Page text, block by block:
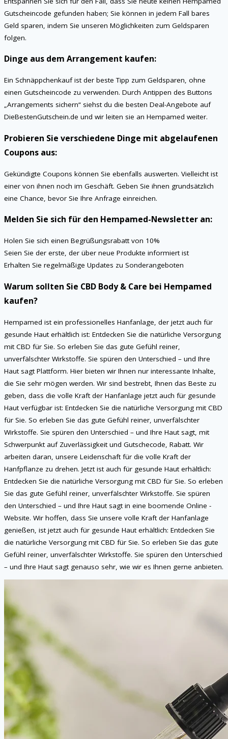
Gutscheincode gefunden haben; Sie können in jedem Fall bares
Geld sparen, indem Sie unseren Möglichkeiten zum Geldsparen
folgen.
Dinge aus dem Arrangement kaufen:
Ein Schnäppchenkauf ist der beste Tipp zum Geldsparen, ohne
einen Gutscheincode zu verwenden. Durch Antippen des Buttons
„Arrangements sichern“ siehst du die besten Deal-Angebote auf
DieBestenGutschein.de und wir leiten sie an Hempamed weiter.
Probieren Sie verschiedene Dinge mit abgelaufenen
Coupons aus:
Gekündigte Coupons können Sie ebenfalls auswerten. Vielleicht ist
einer von ihnen noch im Geschäft. Geben Sie ihnen grundsätzlich
eine Chance, bevor Sie Ihre Anfrage einreichen.
Melden Sie sich für den Hempamed-Newsletter an:
Holen Sie sich einen Begrüßungsrabatt von 10%
Seien Sie der erste, der über neue Produkte informiert ist
Erhalten Sie regelmäßige Updates zu Sonderangeboten
Warum sollten Sie CBD Body & Care bei Hempamed
kaufen?
Hempamed ist ein professionelles Hanfanlage, der jetzt auch für
gesunde Haut erhältlich ist: Entdecken Sie die natürliche Versorgung
mit CBD für Sie. So erleben Sie das gute Gefühl reiner,
unverfälschter Wirkstoffe. Sie spüren den Unterschied – und Ihre
Haut sagt Plattform. Hier bieten wir Ihnen nur interessante Inhalte,
die Sie sehr mögen werden. Wir sind bestrebt, Ihnen das Beste zu
geben, dass die volle Kraft der Hanfanlage jetzt auch für gesunde
Haut verfügbar ist: Entdecken Sie die natürliche Versorgung mit CBD
für Sie. So erleben Sie das gute Gefühl reiner, unverfälschter
Wirkstoffe. Sie spüren den Unterschied – und Ihre Haut sagt, mit
Schwerpunkt auf Zuverlässigkeit und Gutschecode, Rabatt. Wir
arbeiten daran, unsere Leidenschaft für die volle Kraft der
Hanfpflanze zu drehen. Jetzt ist auch für gesunde Haut erhältlich:
Entdecken Sie die natürliche Versorgung mit CBD für Sie. So erleben
Sie das gute Gefühl reiner, unverfälschter Wirkstoffe. Sie spüren
den Unterschied – und Ihre Haut sagt in eine boomende Online -
Website. Wir hoffen, dass Sie unsere volle Kraft der Hanfanlage
genießen, ist jetzt auch für gesunde Haut erhältlich: Entdecken Sie
die natürliche Versorgung mit CBD für Sie. So erleben Sie das gute
Gefühl reiner, unverfälschter Wirkstoffe. Sie spüren den Unterschied
– und Ihre Haut sagt genauso sehr, wie wir es Ihnen gerne anbieten.